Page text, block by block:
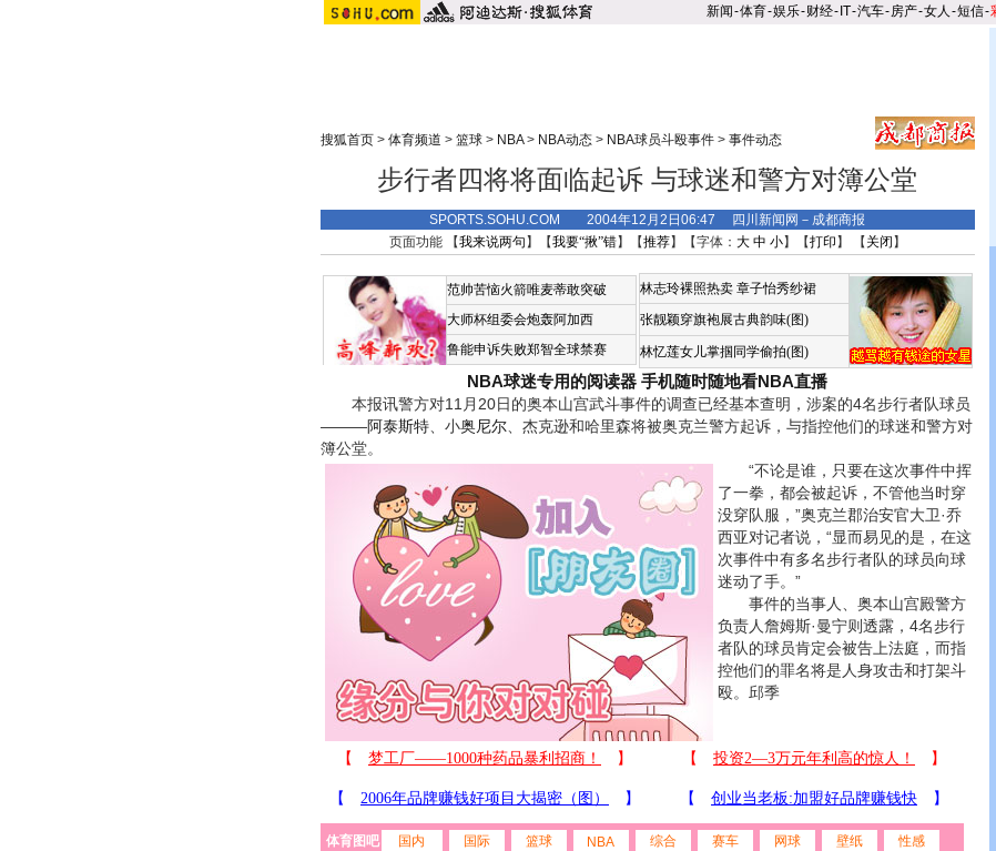
新闻-体育-娱乐-财经- IT-汽车-房产-女人 -短信-
搜狐首页> 体育频道 > 篮球> NBA> NBA动态> NBA球员斗殴事件> 事件动态
步行者四将将面临起诉 与球迷和警方对簿公堂
SPORTS.SOHU.COM 2004年12月2日06:47 四川新闻网－成都商报
页面功能 【我来说两句 】【我要“揪”错】【推荐】【字体： 大 中 小】【打印 】 【 关闭 】
范帅苦恼火箭唯麦蒂敢突破
大师杯组委会炮轰阿加西
鲁能申诉失败郑智全球禁赛
林志玲裸照热卖 章子怡秀纱裙
张靓颖穿旗袍展古典韵味(图)
林忆莲女儿掌掴同学偷拍(图)
NBA球迷专用的阅读器 手机随时随地看NBA直播
本报讯警方对11月20日的奥本山宫武斗事件的调查已经基本查明，涉案的4名步行者队球员
———阿泰斯特、小奥尼尔、杰克逊和哈里森将被奥克兰警方起诉，与指控他们的球迷和警方对
簿公堂。
“不论是谁，只要在这次事件中挥
了一拳，都会被起诉，不管他当时穿
没穿队服，”奥克兰郡治安官大卫·乔
西亚对记者说，“显而易见的是，在这
次事件中有多名步行者队的球员向球
迷动了手。”
事件的当事人、奥本山宫殿警方
负责人詹姆斯·曼宁则透露，4名步行
者队的球员肯定会被告上法庭，而指
控他们的罪名将是人身攻击和打架斗
殴。邱季
体育图吧 国内 国际 篮球 NBA 综合 赛车 网球 壁纸 性感